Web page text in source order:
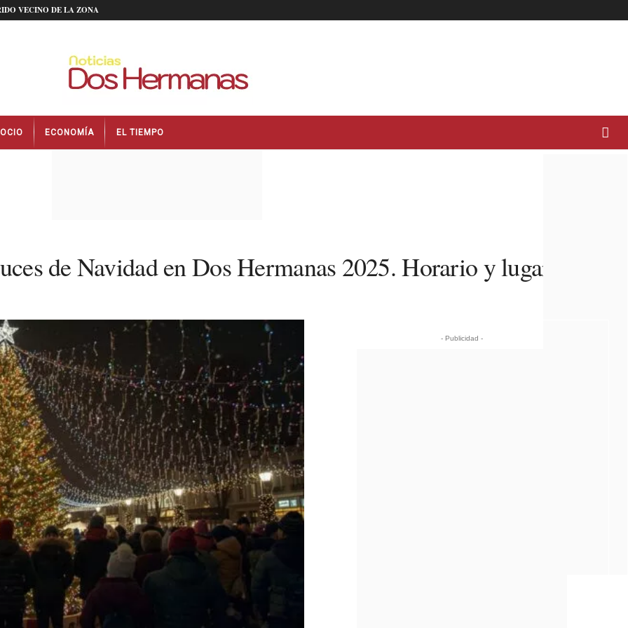
VECINO DE LA ZONA
OCIO ECONOMÍA EL TIEMPO
de Navidad en Dos Hermanas 2025. Horario y lugar
- Publicidad -